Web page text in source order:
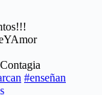
#enseñan